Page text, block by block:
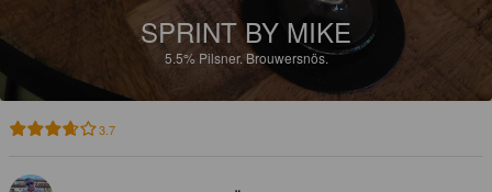
SPRINT BY MIKE
5.5% Pilsner.Brouwersnös.
3.7